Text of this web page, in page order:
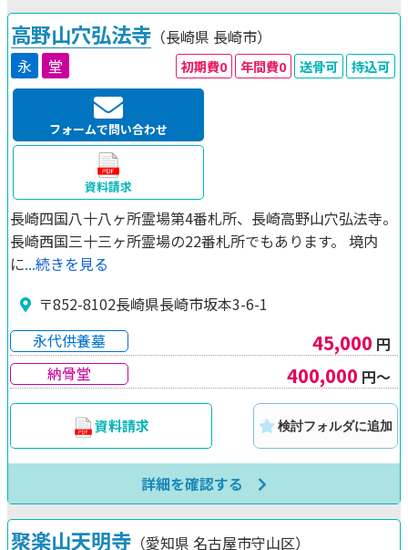
高野山穴弘法寺 （長崎県 長崎市）
永
堂 初期費0 年間費0 送骨可 持込可
〒852-8102長崎県長崎市坂本3-6-1
永代供養墓
45,000 円
納骨堂
400,000 円～
フォームで問い合わせ
資料請求
長崎四国八十八ヶ所霊場第4番札所、長崎高野山穴弘法寺。
長崎西国三十三ヶ所霊場の22番札所でもあります。 境内
に...続きを見る
資料請求 検討フォルダに追加
詳細を確認する
聚楽山天明寺 （愛知県 名古屋市守山区）